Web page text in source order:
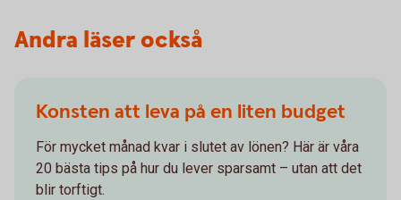
Andra läser också
Konsten att leva på en liten budget
För mycket månad kvar i slutet av lönen? Här är våra
20 bästa tips på hur du lever sparsamt – utan att det
blir torftigt.